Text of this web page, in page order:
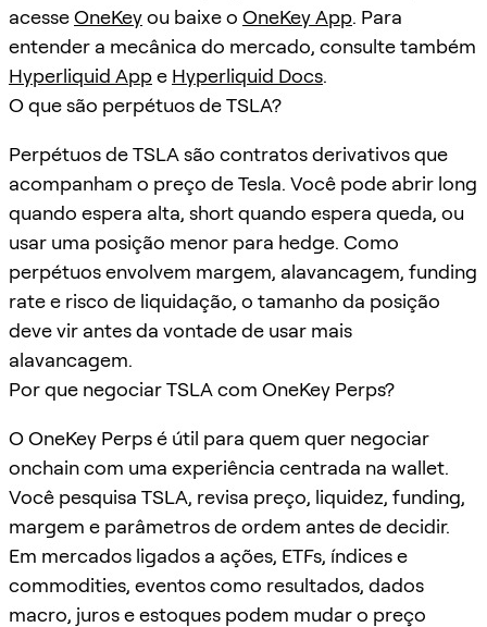
acesseOneKeyou baixe o OneKey App. Para
entender a mecânica do mercado, consulte também
Hyperliquid Appe Hyperliquid Docs.
O que são perpétuos de TSLA?
Perpétuos de TSLA são contratos derivativos que
acompanham o preço de Tesla. Você pode abrir long
quando espera alta, short quando espera queda, ou
usar uma posição menor para hedge. Como
perpétuos envolvem margem, alavancagem, funding
rate e risco de liquidação, o tamanho da posição
deve vir antes da vontade de usar mais
alavancagem.
Por que negociar TSLA com OneKey Perps?
O OneKey Perps é útil para quem quer negociar
onchain com uma experiência centrada na wallet.
Você pesquisa TSLA, revisa preço, liquidez, funding,
margem e parâmetros de ordem antes de decidir.
Em mercados ligados a ações, ETFs, índices e
commodities, eventos como resultados, dados
macro, juros e estoques podem mudar o preço